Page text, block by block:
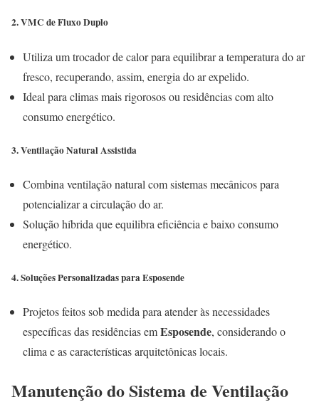
2. VMC de Fluxo Duplo
Utiliza um trocador de calor para equilibrar a temperatura do ar
fresco, recuperando, assim, energia do ar expelido.
Ideal para climas mais rigorosos ou residências com alto
consumo energético.
3. Ventilação Natural Assistida
Combina ventilação natural com sistemas mecânicos para
potencializar a circulação do ar.
Solução híbrida que equilibra eficiência e baixo consumo
energético.
4. Soluções Personalizadas para Esposende
Projetos feitos sob medida para atender às necessidades
específicas das residências emEsposende, considerando o
clima e as características arquitetônicas locais.
Manutenção do Sistema de Ventilação